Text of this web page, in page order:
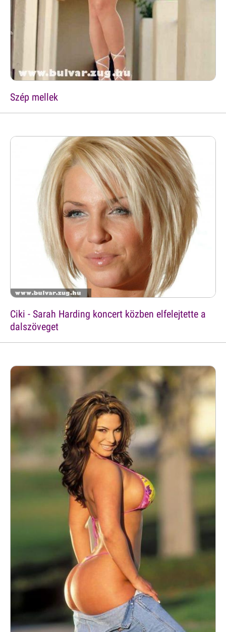
Szép mellek
Ciki - Sarah Harding koncert közben elfelejtette a
dalszöveget